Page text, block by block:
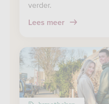
verder.
Lees meer